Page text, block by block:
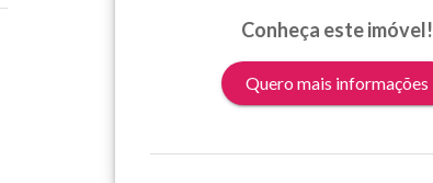
Conheça este imóvel!
Quero mais informações